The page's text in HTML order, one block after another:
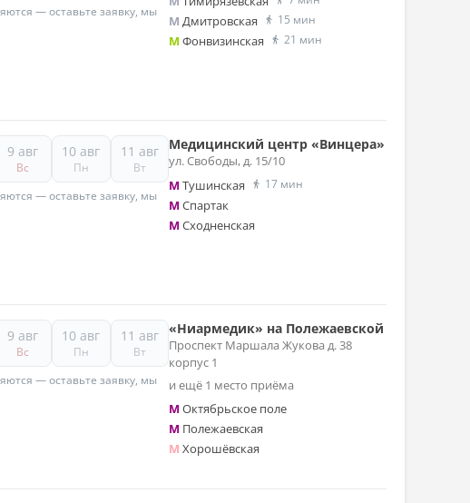
— оставьте заявку, мы
M Дмитровская 15 мин
MФонвизинская 21 мин
9 авг
Вс
10 авг
Пн
11 авг
Вт
— оставьте заявку, мы
Медицинский центр «Винцера»
ул. Свободы, д. 15/10
MТушинская 17 мин
MСпартак
MСходненская
9 авг
Вс
10 авг
Пн
11 авг
Вт
— оставьте заявку, мы
«Ниармедик» на Полежаевской
Проспект Маршала Жукова д. 38
корпус 1
и ещё 1 место приёма
MОктябрьское поле
M Полежаевская
M Хорошёвская